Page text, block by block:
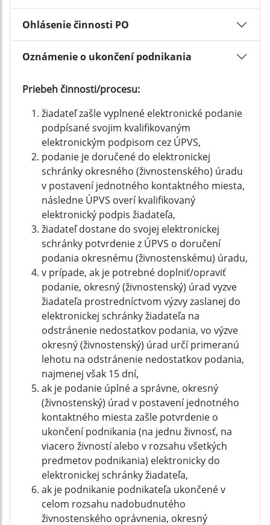
Ohlásenie činnosti PO
Oznámenie o ukončení podnikania
Priebeh činnosti/procesu:
žiadateľ zašle vyplnené elektronické podanie
podpísané svojim kvalifikovaným
elektronickým podpisom cez ÚPVS,
podanie je doručené do elektronickej
schránky okresného (živnostenského) úradu
v postavení jednotného kontaktného miesta,
následne ÚPVS overí kvalifikovaný
elektronický podpis žiadateľa,
žiadateľ dostane do svojej elektronickej
schránky potvrdenie z ÚPVS o doručení
podania okresnému (živnostenskému) úradu,
v prípade, ak je potrebné doplniť/opraviť
podanie, okresný (živnostenský) úrad vyzve
žiadateľa prostredníctvom výzvy zaslanej do
elektronickej schránky žiadateľa na
odstránenie nedostatkov podania, vo výzve
okresný (živnostenský) úrad určí primeranú
lehotu na odstránenie nedostatkov podania,
najmenej však 15 dní,
ak je podanie úplné a správne, okresný
(živnostenský) úrad v postavení jednotného
kontaktného miesta zašle potvrdenie o
ukončení podnikania (na jednu živnosť, na
viacero živností alebo v rozsahu všetkých
predmetov podnikania) elektronicky do
elektronickej schránky žiadateľa,
ak je podnikanie podnikateľa ukončené v
celom rozsahu nadobudnutého
živnostenského oprávnenia, okresný